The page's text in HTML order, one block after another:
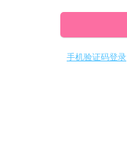
手机验证码登录